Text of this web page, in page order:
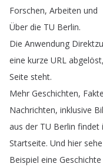
Forschen, Arbeiten und
Über die TU Berlin.
Die Anwendung
eine kurze URL abgelöst,
Seite steht.
Mehr Geschichten,
Nachrichten, inklusive
aus der TU Berlin findet
Startseite. Und hier sehe
Beispiel eine Geschichte